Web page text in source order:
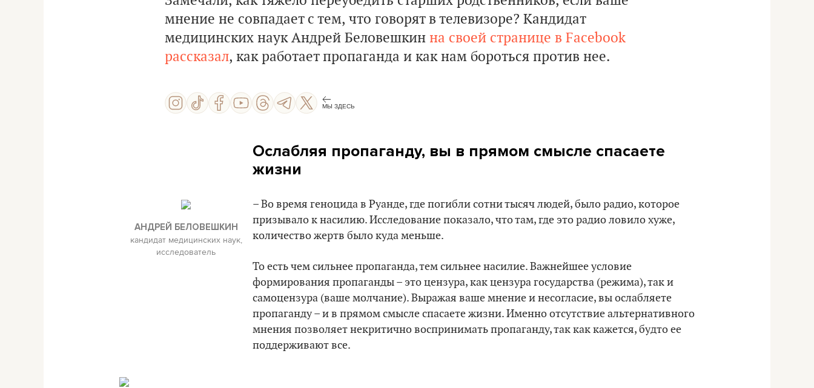
мнение не совпадает с тем, что говорят в телевизоре? Кандидат
медицинских наук Андрей Беловешкин на своей странице в Facebook
рассказал, как работает пропаганда и как нам бороться против нее.
МЫ ЗДЕСЬ
Ослабляя пропаганду, вы в прямом смысле спасаете
жизни
АНДРЕЙ БЕЛОВЕШКИН
кандидат медицинских наук,
исследователь
– Во время геноцида в Руанде, где погибли сотни тысяч людей, было радио, которое
призывало к насилию. Исследование показало, что там, где это радио ловило хуже,
количество жертв было куда меньше.
То есть чем сильнее пропаганда, тем сильнее насилие. Важнейшее условие
формирования пропаганды – это цензура, как цензура государства (режима), так и
самоцензура (ваше молчание). Выражая ваше мнение и несогласие, вы ослабляете
пропаганду – и в прямом смысле спасаете жизни. Именно отсутствие альтернативного
мнения позволяет некритично воспринимать пропаганду, так как кажется, будто ее
поддерживают все.